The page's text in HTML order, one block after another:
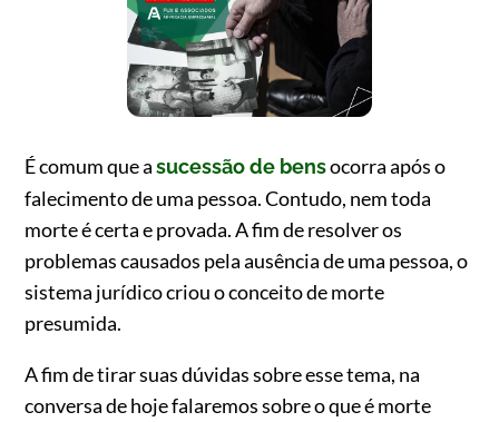
É comum que asucessão de bensocorra após o
falecimento de uma pessoa. Contudo, nem toda
morte é certa e provada. A fim de resolver os
problemas causados pela ausência de uma pessoa, o
sistema jurídico criou o conceito de morte
presumida.
A fim de tirar suas dúvidas sobre esse tema, na
conversa de hoje falaremos sobre o que é morte